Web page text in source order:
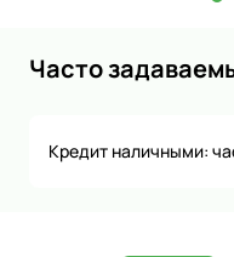
Часто
Кредит наличными: